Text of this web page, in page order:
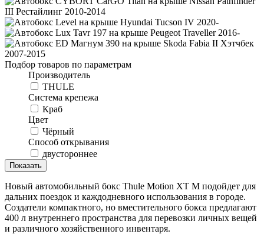
Подбор товаров по параметрам
Производитель
THULE
Система крепежа
Краб
Цвет
Чёрный
Способ открывания
двустороннее
Новый автомобильный бокс Thule Motion XT M подойдет для
дальних поездок и каждодневного использования в городе.
Создатели компактного, но вместительного бокса предлагают
400 л внутреннего пространства для перевозки личных вещей
и различного хозяйственного инвентаря.